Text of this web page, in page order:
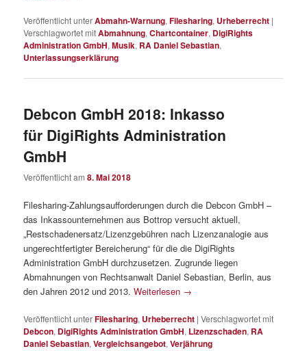
Veröffentlicht unterAbmahn-Warnung,Filesharing, Urheberrecht |
Verschlagwortet mitAbmahnung,Chartcontainer, DigiRights
Administration GmbH,Musik, RA Daniel Sebastian,
Unterlassungserklärung
Debcon GmbH 2018: Inkasso
für DigiRights Administration
GmbH
Veröffentlicht am8. Mai 2018
Filesharing-Zahlungsaufforderungen durch die Debcon GmbH –
das Inkassounternehmen aus Bottrop versucht aktuell,
„Restschadenersatz/Lizenzgebühren nach Lizenzanalogie aus
ungerechtfertigter Bereicherung“ für die die DigiRights
Administration GmbH durchzusetzen. Zugrunde liegen
Abmahnungen von Rechtsanwalt Daniel Sebastian, Berlin, aus
den Jahren 2012 und 2013.Weiterlesen →
Veröffentlicht unterFilesharing, Urheberrecht |Verschlagwortet mit
Debcon, DigiRights Administration GmbH, Lizenzschaden, RA
Daniel Sebastian,Vergleichsangebot,Verjährung